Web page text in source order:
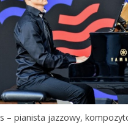
– pianista jazzowy,